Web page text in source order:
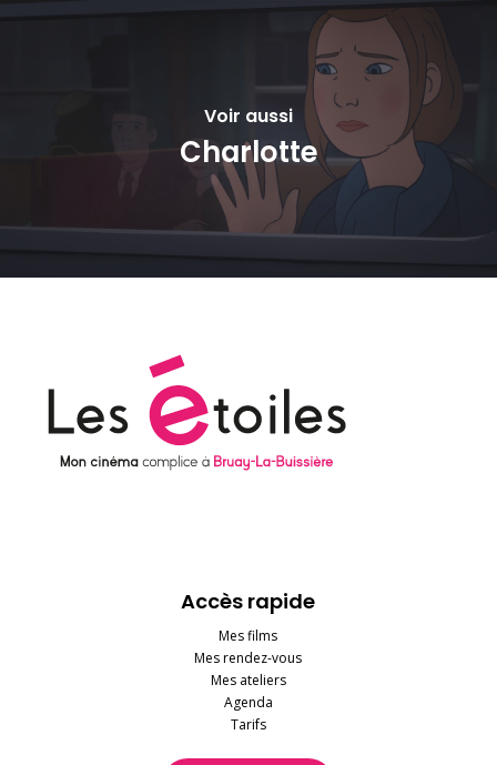
Voir aussi
Charlotte
Accès rapide
Mes films
Mes rendez-vous
Mes ateliers
Agenda
Tarifs